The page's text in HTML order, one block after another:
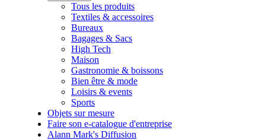
Tous les produits
Textiles & accessoires
Bureaux
Bagages & Sacs
High Tech
Maison
Gastronomie & boissons
Bien être & mode
Loisirs & events
Sports
Objets sur mesure
Faire son e-catalogue d'entreprise
Alann Mark's Diffusion